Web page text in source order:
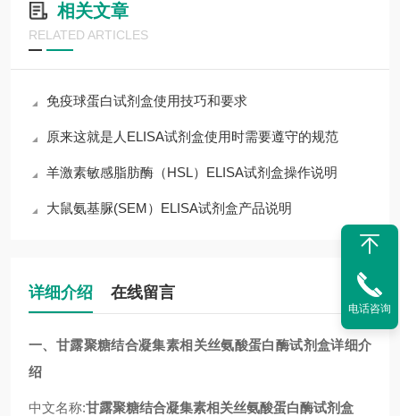
相关文章
RELATED ARTICLES
免疫球蛋白试剂盒使用技巧和要求
原来这就是人ELISA试剂盒使用时需要遵守的规范
羊激素敏感脂肪酶（HSL）ELISA试剂盒操作说明
大鼠氨基脲(SEM）ELISA试剂盒产品说明
详细介绍 在线留言
一、 甘露聚糖结合凝集素相关丝氨酸蛋白酶试剂盒详细介
绍
中文名称:甘露聚糖结合凝集素相关丝氨酸蛋白酶试剂盒
电话咨询